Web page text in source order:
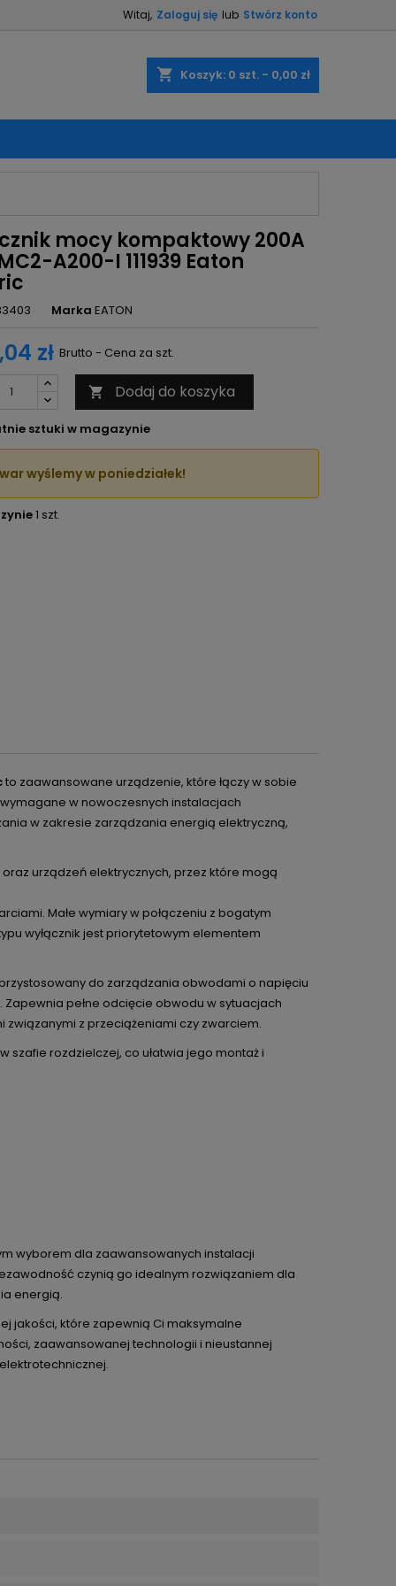
Witaj, Zaloguj się lub Stwórz konto
shopping_cart Koszyk: 0 szt. - 0,00 zł
mocy kompaktowy 200A
A200-I 111939 Eaton
Marka EATON
zł Brutto - Cena za szt.
 Dodaj do koszyka
sztuki w magazynie
wyślemy w poniedziałek!
1 szt.
to zaawansowane urządzenie, które łączy w sobie
w nowoczesnych instalacjach
w zakresie zarządzania energią elektryczną,
urządzeń elektrycznych, przez które mogą
Małe wymiary w połączeniu z bogatym
wyłącznik jest priorytetowym elementem
do zarządzania obwodami o napięciu
pełne odcięcie obwodu w sytuacjach
z przeciążeniami czy zwarciem.
szafie rozdzielczej, co ułatwia jego montaż i
wyborem dla zaawansowanych instalacji
czynią go idealnym rozwiązaniem dla
energią.
jakości, które zapewnią Ci maksymalne
zaawansowanej technologii i nieustannej